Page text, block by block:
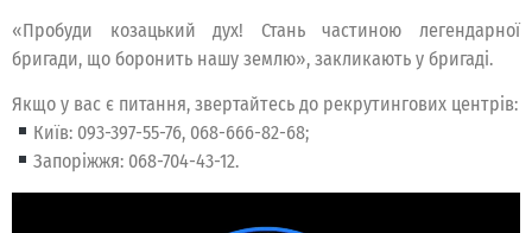
«Пробуди козацький дух! Стань частиною легендарної
бригади, що боронить нашу землю», закликають у бригаді.
Якщо у вас є питання, звертайтесь до рекрутингових центрів:
Київ: 093-397-55-76, 068-666-82-68;
Запоріжжя: 068-704-43-12.